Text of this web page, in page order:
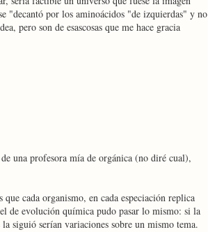
"decantó por los aminoácidos "de izquierdas" y no
pero son de esascosas que me hace gracia
una profesora mía de orgánica (no diré cual),
cada organismo, en cada especiación replica
de evolución química pudo pasar lo mismo: si la
siguió serían variaciones sobre un mismo tema.